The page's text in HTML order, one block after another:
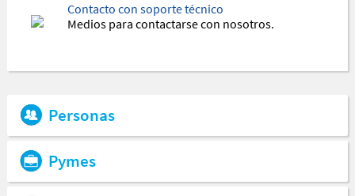
Contacto con soporte técnico
Medios para contactarse con nosotros.
Personas
Pymes